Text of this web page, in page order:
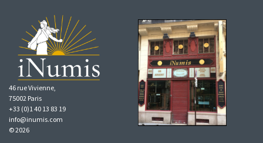
46 rue Vivienne,
75002 Paris
+33 (0)1 40 13 83 19
info@inumis.com
© 2026